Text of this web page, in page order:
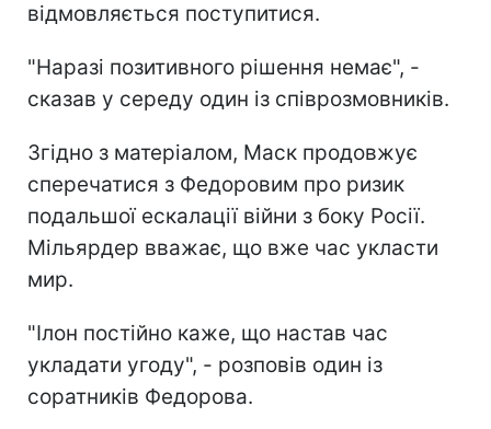
відмовляється поступитися.
"Наразі позитивного рішення немає", -
сказав у середу один із співрозмовників.
Згідно з матеріалом, Маск продовжує
сперечатися з Федоровим про ризик
подальшої ескалації війни з боку Росії.
Мільярдер вважає, що вже час укласти
мир.
"Ілон постійно каже, що настав час
укладати угоду", - розповів один із
соратників Федорова.